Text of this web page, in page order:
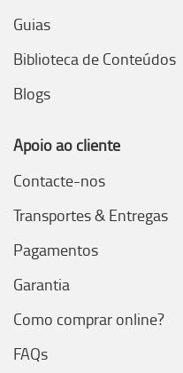
Guias
Biblioteca de Conteúdos
Blogs
Apoio ao cliente
Contacte-nos
Transportes & Entregas
Pagamentos
Garantia
Como comprar online?
FAQs